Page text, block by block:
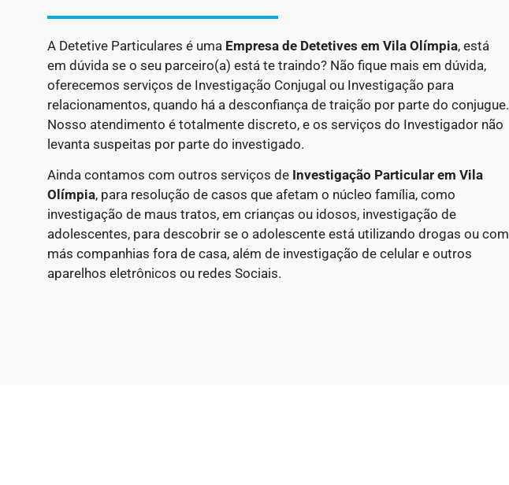
A Detetive Particulares é uma Empresa de Detetives em Vila Olímpia, está
em dúvida se o seu parceiro(a) está te traindo? Não fique mais em dúvida,
oferecemos serviços de Investigação Conjugal ou Investigação para
relacionamentos, quando há a desconfiança de traição por parte do conjugue.
Nosso atendimento é totalmente discreto, e os serviços do Investigador não
levanta suspeitas por parte do investigado.
Ainda contamos com outros serviços de Investigação Particular em Vila
Olímpia, para resolução de casos que afetam o núcleo família, como
investigação de maus tratos, em crianças ou idosos, investigação de
adolescentes, para descobrir se o adolescente está utilizando drogas ou com
más companhias fora de casa, além de investigação de celular e outros
aparelhos eletrônicos ou redes Sociais.